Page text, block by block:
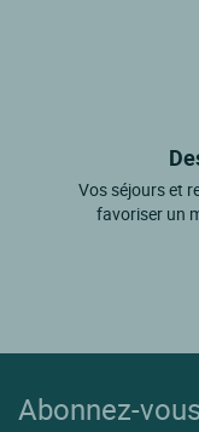
Vos séjours et
favoriser un
Abonnez-